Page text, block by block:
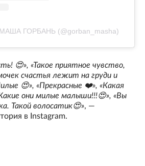
МАША ГОРБАНЬ (@gorban_masha)
😍», «Такое приятное чувство,
счастья лежит на груди и
😍», «Прекрасные ❤️», «Какая
они милые малыши!!!😍», «Вы
Такой волосатик😍», —
в Instagram.